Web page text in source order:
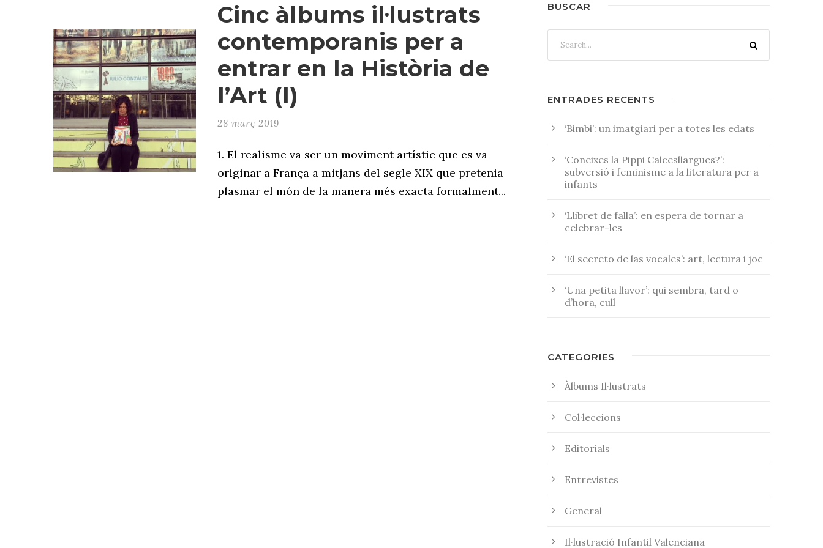
Cinc àlbums il·lustrats
contemporanis per a
entrar en la Història de
l’Art (I)
28 març 2019
1. El realisme va ser un moviment artístic que es va
originar a França a mitjans del segle XIX que pretenia
plasmar el món de la manera més exacta formalment...
BUSCAR
ENTRADES RECENTS
‘Bimbi’: un imatgiari per a totes les edats
‘Coneixes la Pippi Calcesllargues?’:
subversió i feminisme a la literatura per a
infants
‘Llibret de falla’: en espera de tornar a
celebrar-les
‘El secreto de las vocales’: art, lectura i joc
‘Una petita llavor’: qui sembra, tard o
d’hora, cull
CATEGORIES
Àlbums Il·lustrats
Col·leccions
Editorials
Entrevistes
General
Il·lustració Infantil Valenciana